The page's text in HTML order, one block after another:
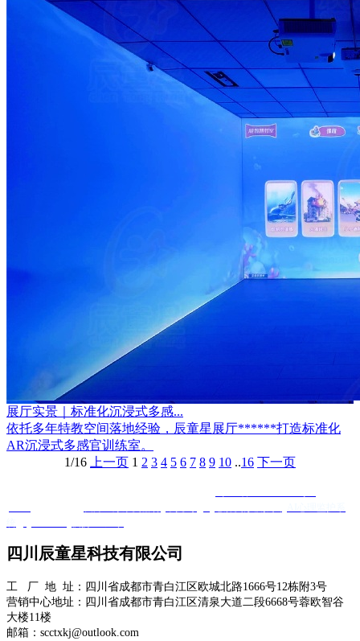
展厅实景｜标准化沉浸式多感...
依托多年特教空间落地经验，辰童星展厅******打造标准化
AR沉浸式多感官训练室。
1/16
上一页 1 2 3 4 5 6 7 8 9 10 ..16 下一页
四川辰童星科技有限公司
工 厂 地 址：四川省成都市青白江区欧城北路1666号12栋附3号
营销中心地址：四川省成都市青白江区清泉大道二段6668号蓉欧智谷
大楼11楼
邮箱：scctxkj@outlook.com